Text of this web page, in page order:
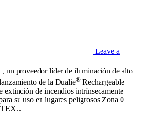
Leave a
un proveedor líder de iluminación de alto
de la Dualie® Rechargeable
extinción de incendios intrínsecamente
su uso en lugares peligrosos Zona 0